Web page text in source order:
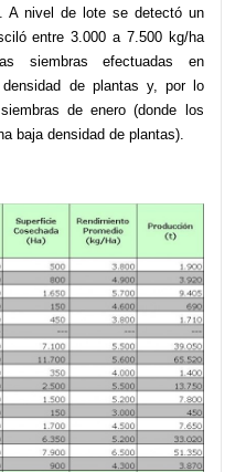
A nivel de lote se detectó un
entre 3.000 a 7.500 kg/ha
siembras efectuadas en
de plantas y, por lo
de enero (donde los
baja densidad de plantas).